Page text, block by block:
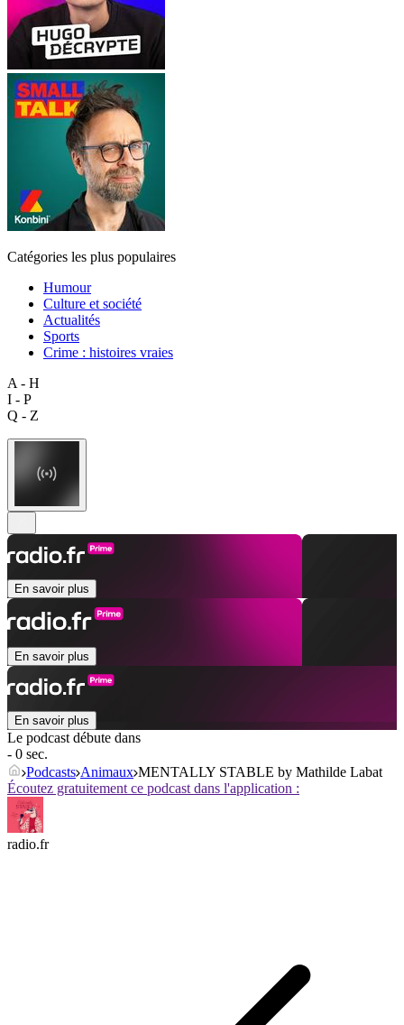
Catégories les plus populaires
Humour
Culture et société
Actualités
Sports
Crime : histoires vraies
A - H
I - P
Q - Z
En savoir plus
En savoir plus
En savoir plus
Le podcast débute dans
- 0 sec.
Podcasts Animaux MENTALLY STABLE by Mathilde Labat
Écoutez gratuitement ce podcast dans l'application :
radio.fr